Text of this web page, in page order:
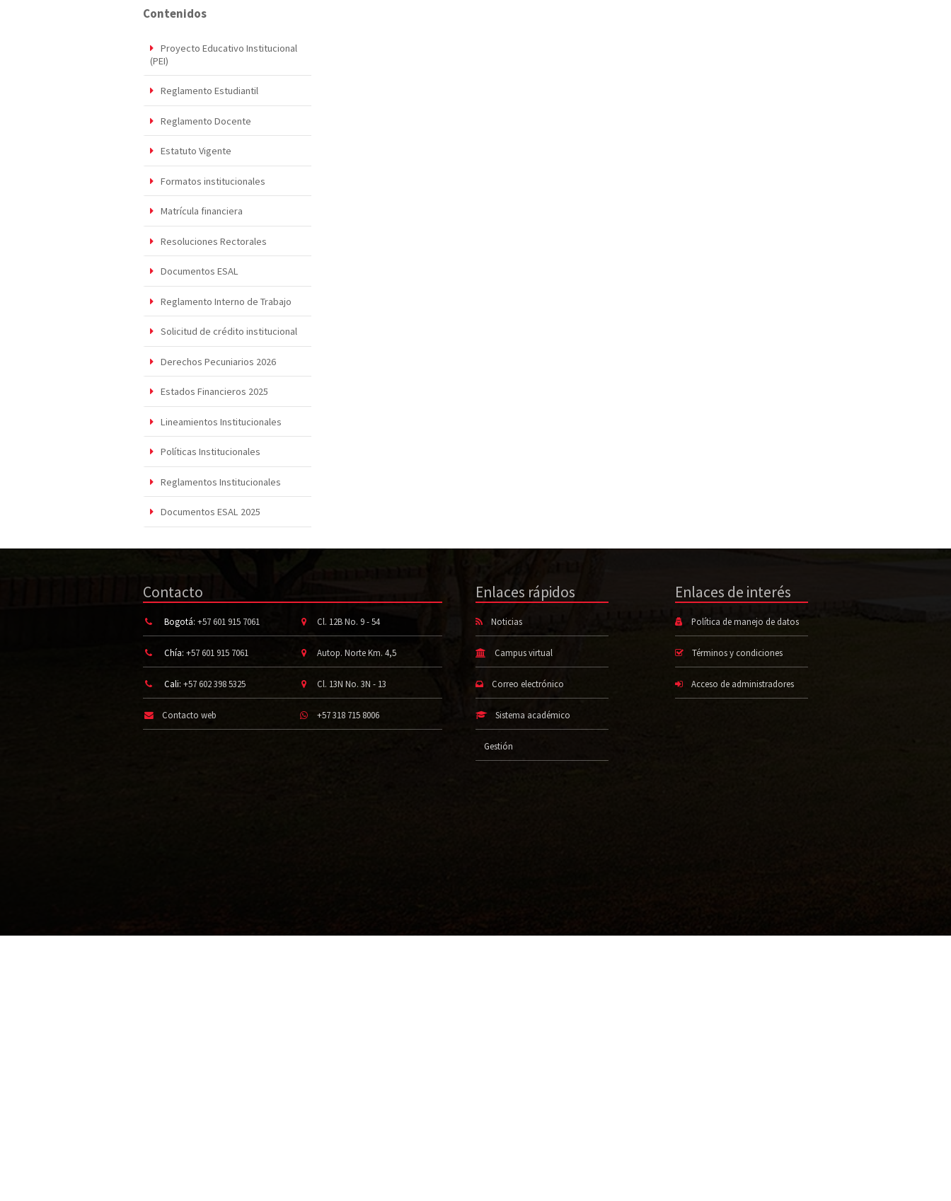
Contenidos
Proyecto Educativo Institucional
(PEI)
Reglamento Estudiantil
Reglamento Docente
Estatuto Vigente
Formatos institucionales
Matrícula financiera
Resoluciones Rectorales
Documentos ESAL
Reglamento Interno de Trabajo
Solicitud de crédito institucional
Derechos Pecuniarios 2026
Estados Financieros 2025
Lineamientos Institucionales
Políticas Institucionales
Reglamentos Institucionales
Documentos ESAL 2025
Contacto
Bogotá: +57 601 915 7061 Cl. 12B No. 9 - 54
Chía: +57 601 915 7061 Autop. Norte Km. 4,5
Cali: +57 602 398 5325 Cl. 13N No. 3N - 13
Contacto web +57 318 715 8006
Enlaces rápidos
Noticias
Campus virtual
Correo electrónico
Sistema académico
Gestión
Enlaces de interés
Política de manejo de datos
Términos y condiciones
Acceso de administradores